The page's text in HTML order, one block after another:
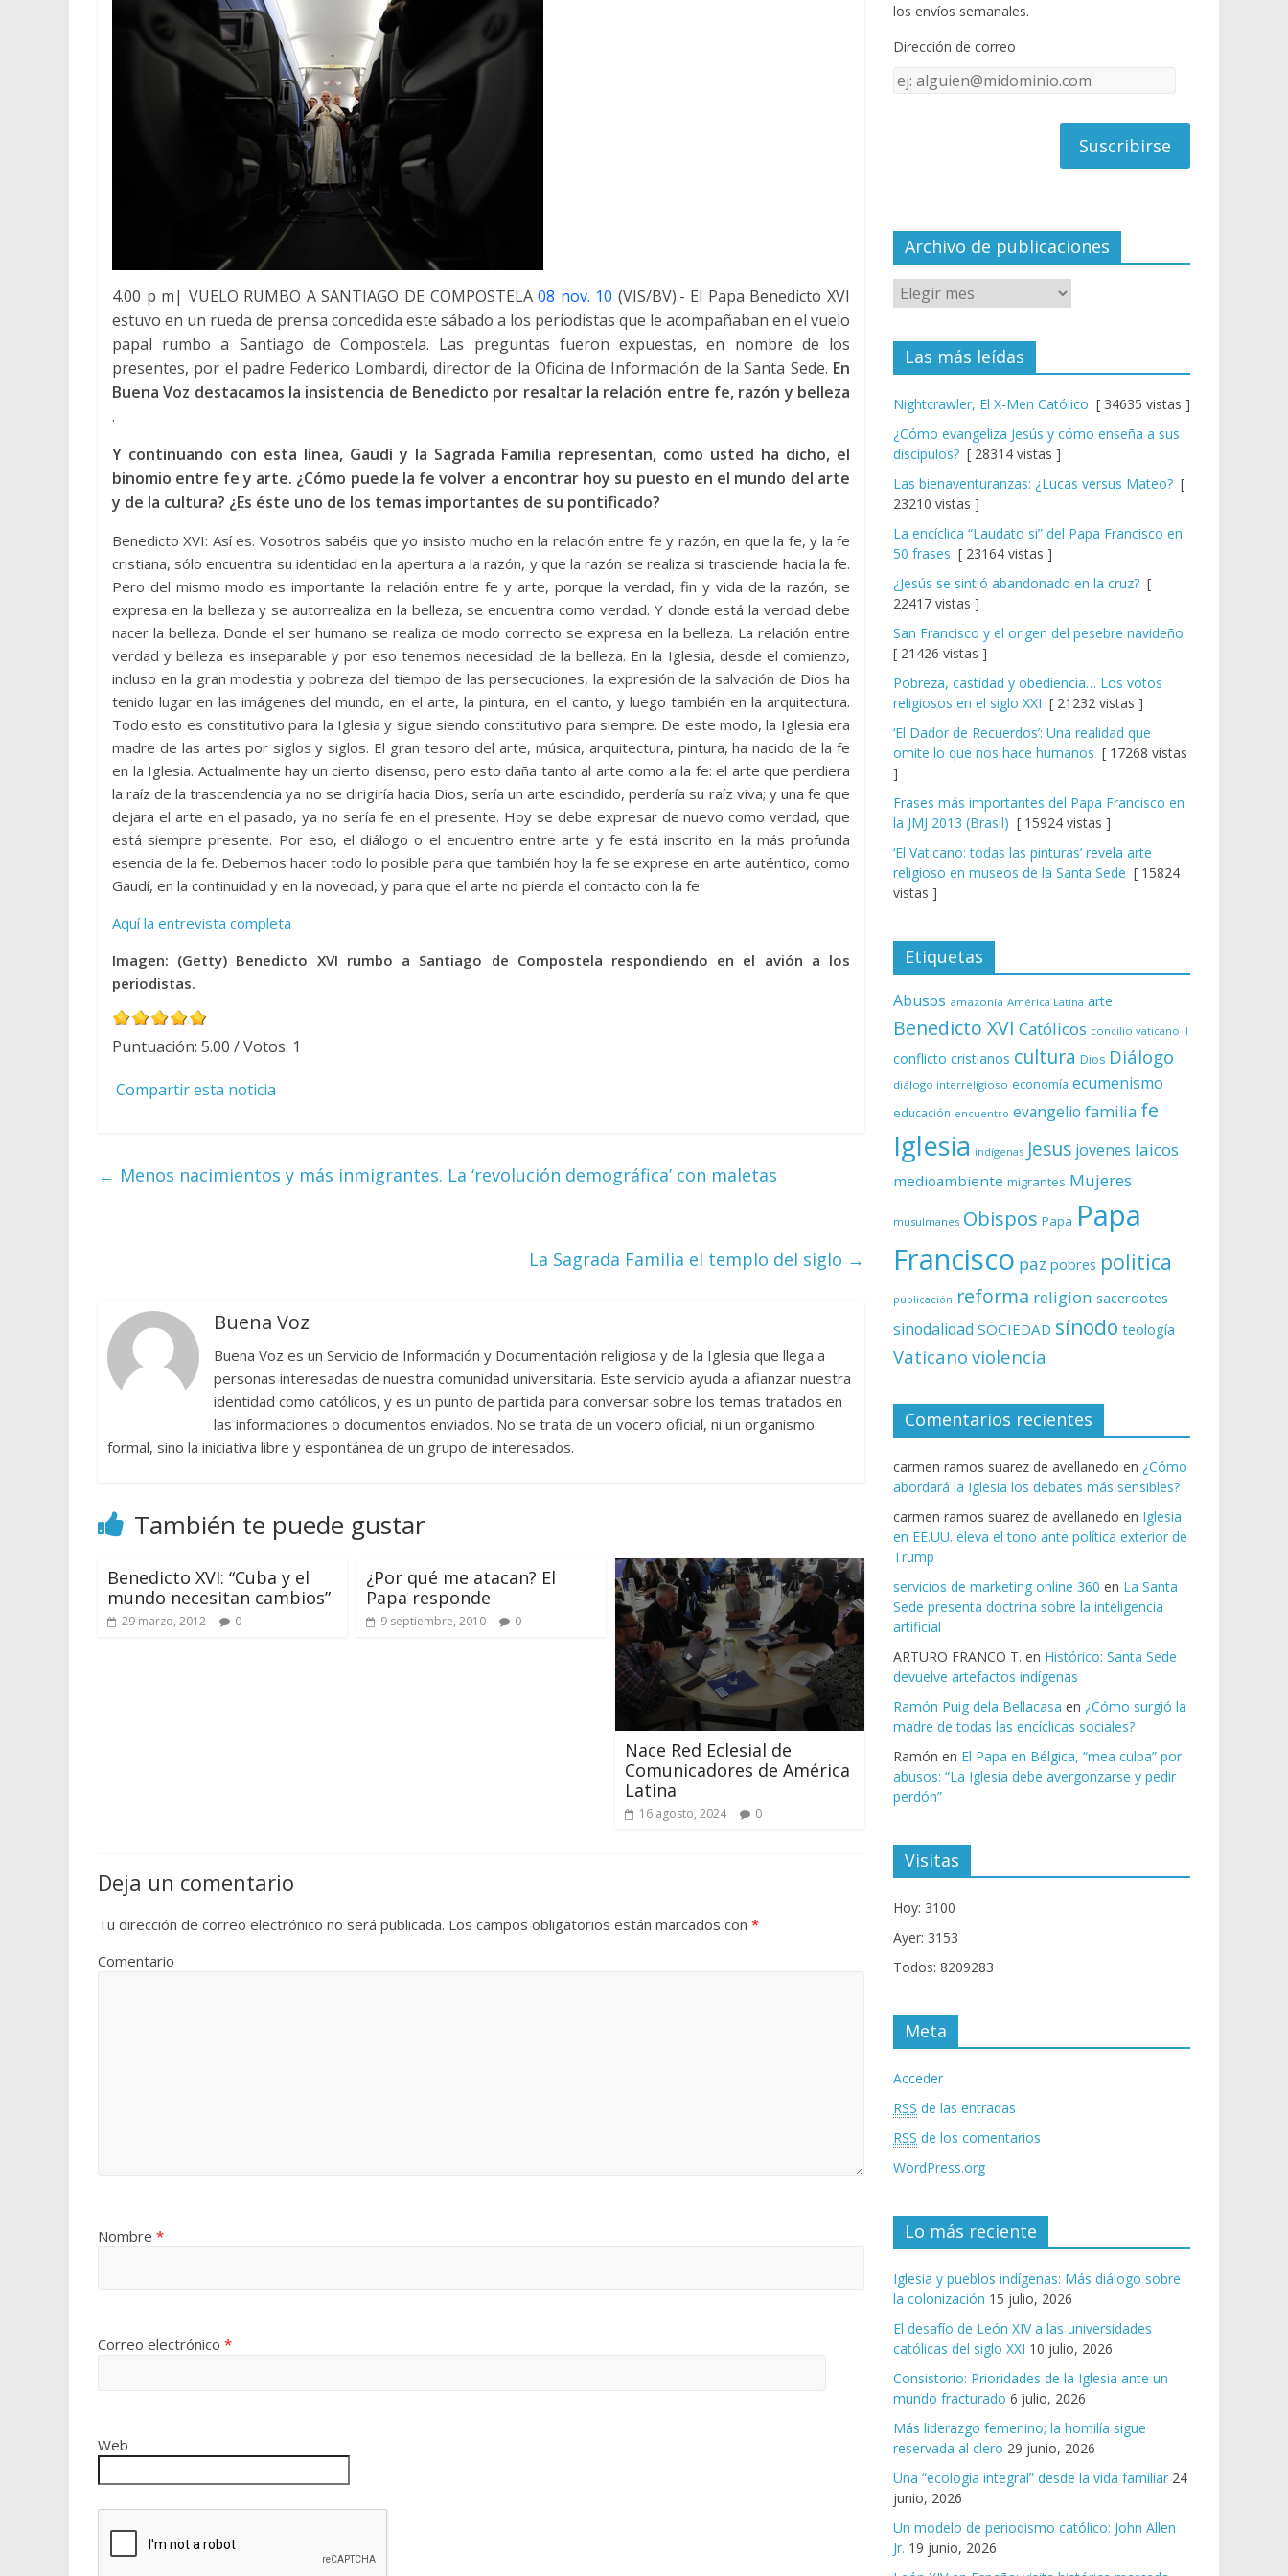
4.00 p m| VUELO RUMBO A SANTIAGO DE COMPOSTELA08 nov. 10 (VIS/BV).- El Papa Benedicto XVI
estuvo en un rueda de prensa concedida este sábado a los periodistas que le acompañaban en el vuelo
papal rumbo a Santiago de Compostela. Las preguntas fueron expuestas, en nombre de los
presentes, por el padre Federico Lombardi, director de la Oficina de Información de la Santa Sede. En
Buena Voz destacamos la insistencia de Benedicto por resaltar la relación entre fe, razón y belleza
.
Y continuando con esta línea, Gaudí y la Sagrada Familia representan, como usted ha dicho, el
binomio entre fe y arte. ¿Cómo puede la fe volver a encontrar hoy su puesto en el mundo del arte
y de la cultura? ¿Es éste uno de los temas importantes de su pontificado?
Benedicto XVI: Así es. Vosotros sabéis que yo insisto mucho en la relación entre fe y razón, en que la fe, y la fe
cristiana, sólo encuentra su identidad en la apertura a la razón, y que la razón se realiza si trasciende hacia la fe.
Pero del mismo modo es importante la relación entre fe y arte, porque la verdad, fin y vida de la razón, se
expresa en la belleza y se autorrealiza en la belleza, se encuentra como verdad. Y donde está la verdad debe
nacer la belleza. Donde el ser humano se realiza de modo correcto se expresa en la belleza. La relación entre
verdad y belleza es inseparable y por eso tenemos necesidad de la belleza. En la Iglesia, desde el comienzo,
incluso en la gran modestia y pobreza del tiempo de las persecuciones, la expresión de la salvación de Dios ha
tenido lugar en las imágenes del mundo, en el arte, la pintura, en el canto, y luego también en la arquitectura.
Todo esto es constitutivo para la Iglesia y sigue siendo constitutivo para siempre. De este modo, la Iglesia era
madre de las artes por siglos y siglos. El gran tesoro del arte, música, arquitectura, pintura, ha nacido de la fe
en la Iglesia. Actualmente hay un cierto disenso, pero esto daña tanto al arte como a la fe: el arte que perdiera
la raíz de la trascendencia ya no se dirigiría hacia Dios, sería un arte escindido, perdería su raíz viva; y una fe que
dejara el arte en el pasado, ya no sería fe en el presente. Hoy se debe expresar de nuevo como verdad, que
está siempre presente. Por eso, el diálogo o el encuentro entre arte y fe está inscrito en la más profunda
esencia de la fe. Debemos hacer todo lo posible para que también hoy la fe se exprese en arte auténtico, como
Gaudí, en la continuidad y en la novedad, y para que el arte no pierda el contacto con la fe.
Aquí la entrevista completa
Imagen: (Getty) Benedicto XVI rumbo a Santiago de Compostela respondiendo en el avión a los
periodistas.
Puntuación: 5.00 / Votos: 1
Compartir esta noticia
← Menos nacimientos y más inmigrantes. La ‘revolución demográfica’ con maletas
La Sagrada Familia el templo del siglo →
Buena Voz
Buena Voz es un Servicio de Información y Documentación religiosa y de la Iglesia que llega a
personas interesadas de nuestra comunidad universitaria. Este servicio ayuda a afianzar nuestra
identidad como católicos, y es un punto de partida para conversar sobre los temas tratados en
las informaciones o documentos enviados. No se trata de un vocero oficial, ni un organismo
formal, sino la iniciativa libre y espontánea de un grupo de interesados.
También te puede gustar
Benedicto XVI: “Cuba y el
mundo necesitan cambios”
29 marzo, 2012 0
¿Por qué me atacan? El
Papa responde
9 septiembre, 2010 0
Nace Red Eclesial de
Comunicadores de América
Latina
16 agosto, 2024 0
Deja un comentario
Tu dirección de correo electrónico no será publicada. Los campos obligatorios están marcados con *
Comentario
Nombre *
Correo electrónico *
Web
o
k e
C
el
los envíos semanales.
Dirección de correo
Dirección
Archivo de publicaciones
Las más leídas
Nightcrawler, El X-Men Católico [ 34635 vistas ]
¿Cómo evangeliza Jesús y cómo enseña a sus
discípulos? [ 28314 vistas ]
Las bienaventuranzas: ¿Lucas versus Mateo? [
23210 vistas ]
La encíclica “Laudato si” del Papa Francisco en
50 frases [ 23164 vistas ]
¿Jesús se sintió abandonado en la cruz? [
22417 vistas ]
San Francisco y el origen del pesebre navideño
[ 21426 vistas ]
Pobreza, castidad y obediencia… Los votos
religiosos en el siglo XXI [ 21232 vistas ]
‘El Dador de Recuerdos’: Una realidad que
omite lo que nos hace humanos [ 17268 vistas
]
Frases más importantes del Papa Francisco en
la JMJ 2013 (Brasil) [ 15924 vistas ]
‘El Vaticano: todas las pinturas’ revela arte
religioso en museos de la Santa Sede [ 15824
vistas ]
Etiquetas
Abusos amazonía América Latina arte
Benedicto XVI Católicos concilio vaticano II
conflicto cristianos cultura Dios Diálogo
diálogo interreligioso economía ecumenismo
educación encuentro evangelio familia fe
Iglesia indígenas Jesus jovenes laicos
medioambiente migrantes Mujeres
musulmanes Obispos Papa Papa
Francisco paz pobres politica
publicación reforma religion sacerdotes
sinodalidad SOCIEDAD sínodo teología
Vaticano violencia
Comentarios recientes
carmen ramos suarez de avellanedo en ¿Cómo
abordará la Iglesia los debates más sensibles?
carmen ramos suarez de avellanedo en Iglesia
en EE.UU. eleva el tono ante política exterior de
Trump
servicios de marketing online 360 en La Santa
Sede presenta doctrina sobre la inteligencia
artificial
ARTURO FRANCO T. en Histórico: Santa Sede
devuelve artefactos indígenas
Ramón Puig dela Bellacasa en ¿Cómo surgió la
madre de todas las encíclicas sociales?
Ramón en El Papa en Bélgica, “mea culpa” por
abusos: “La Iglesia debe avergonzarse y pedir
perdón”
Visitas
Hoy: 3100
Ayer: 3153
Todos: 8209283
Meta
Acceder
RSS de las entradas
RSS de los comentarios
WordPress.org
Lo más reciente
Iglesia y pueblos indígenas: Más diálogo sobre
la colonización 15 julio, 2026
El desafío de León XIV a las universidades
católicas del siglo XXI 10 julio, 2026
Consistorio: Prioridades de la Iglesia ante un
mundo fracturado 6 julio, 2026
Más liderazgo femenino; la homilía sigue
reservada al clero 29 junio, 2026
Una “ecología integral” desde la vida familiar 24
junio, 2026
Un modelo de periodismo católico: John Allen
Jr. 19 junio, 2026